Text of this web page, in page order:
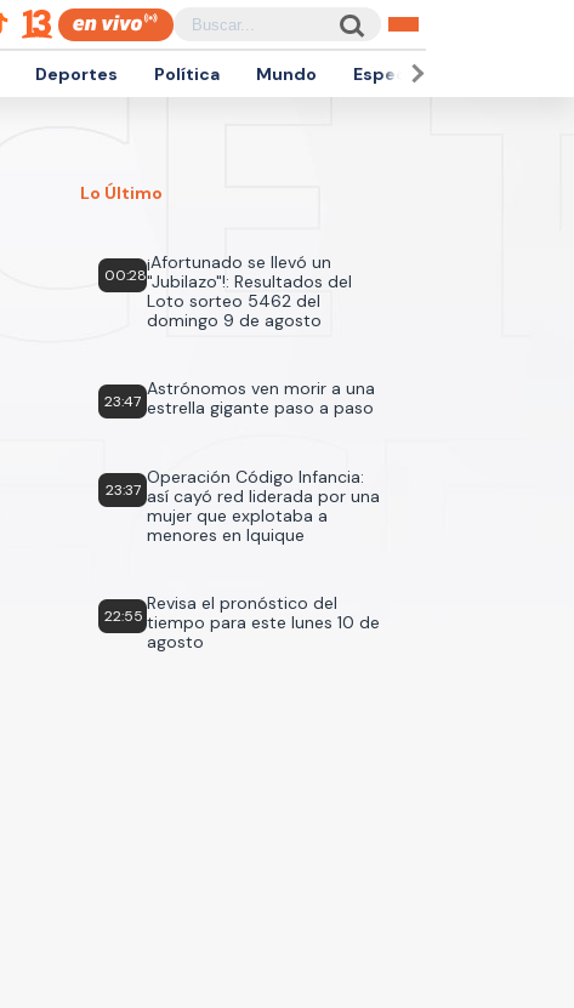
Deportes Política Mundo Espectáculos
Lo Último
00:28
¡Afortunado se llevó un
"Jubilazo"!: Resultados del
Loto sorteo 5462 del
domingo 9 de agosto
23:47
Astrónomos ven morir a una
estrella gigante paso a paso
23:37
Operación Código Infancia:
así cayó red liderada por una
mujer que explotaba a
menores en Iquique
22:55
Revisa el pronóstico del
tiempo para este lunes 10 de
agosto